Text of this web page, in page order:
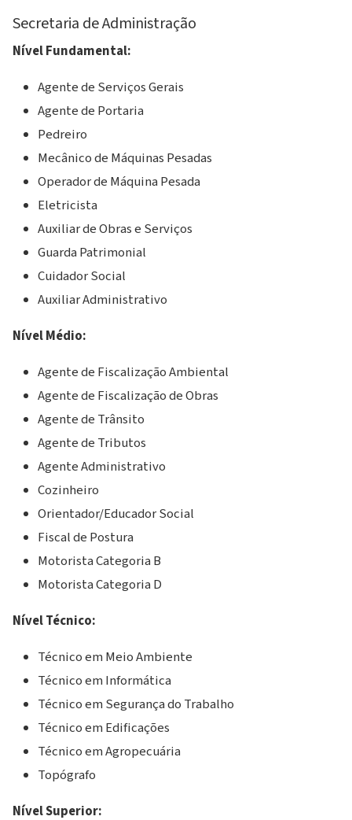
Secretaria de Administração
Nível Fundamental:
Agente de Serviços Gerais
Agente de Portaria
Pedreiro
Mecânico de Máquinas Pesadas
Operador de Máquina Pesada
Eletricista
Auxiliar de Obras e Serviços
Guarda Patrimonial
Cuidador Social
Auxiliar Administrativo
Nível Médio:
Agente de Fiscalização Ambiental
Agente de Fiscalização de Obras
Agente de Trânsito
Agente de Tributos
Agente Administrativo
Cozinheiro
Orientador/Educador Social
Fiscal de Postura
Motorista Categoria B
Motorista Categoria D
Nível Técnico:
Técnico em Meio Ambiente
Técnico em Informática
Técnico em Segurança do Trabalho
Técnico em Edificações
Técnico em Agropecuária
Topógrafo
Nível Superior: